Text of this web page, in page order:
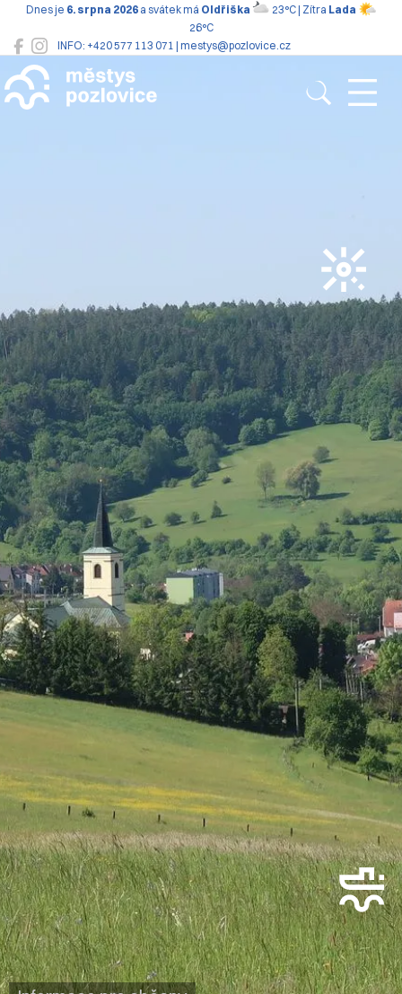
INFO: +420 577 113 071 | mestys@pozlovice.cz
Dnes je 6. srpna 2026 a svátek má Oldřiška 23°C | Zítra Lada
26°C
Pozlovice